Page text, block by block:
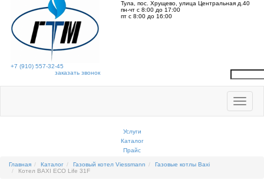
Тула, пос. Хрущево, улица Центральная д.40
пн-чт с 8:00 до 17:00
пт с 8:00 до 16:00
+7 (910) 557-32-45
заказать звонок
Открыть
Услуги
Каталог
Прайс
Главная Каталог Газовый котел Viessmann
Газовые котлы Baxi
Котел BAXI ECO Life 31F